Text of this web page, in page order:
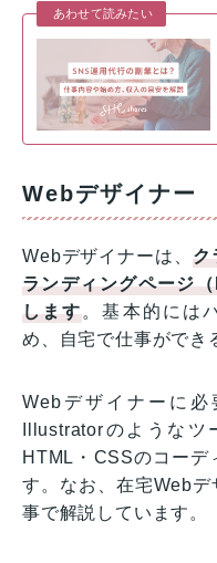
あわせて読みたい
Webデザイナー
Webデザイナーは、ク
ランディングページ
します。基本的には
め、自宅で仕事ができ
Webデザイナーに必
Illustratorのような
HTML・CSSのコーデ
す。なお、在宅Web
事で解説しています。